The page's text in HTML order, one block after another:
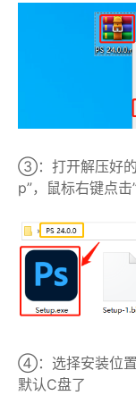
③：打开解压好的
p”，鼠标右键点
④：选择安装位置
默认C盘了